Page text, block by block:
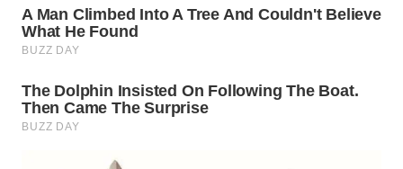
WN
KALTENG
WN
KALTARA